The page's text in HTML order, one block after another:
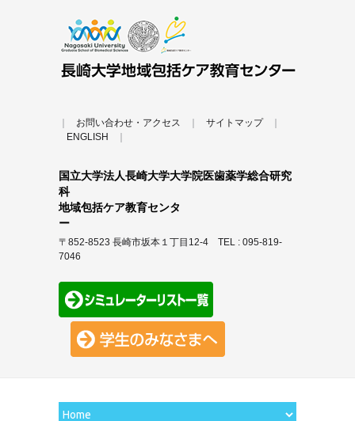
お問い合わせ・アクセス サイトマップ
ENGLISH
国立大学法人長崎大学大学院医歯薬学総合研究
科
地域包括ケア教育センタ
ー
〒852-8523 長崎市坂本１丁目12-4 TEL : 095-819-
7046